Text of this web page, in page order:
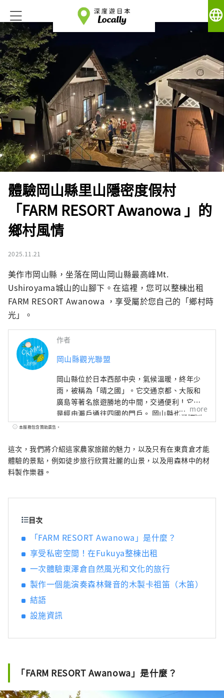
language
體驗岡山縣里山隱密度假村
「FARM RESORT Awanowa 」的
鄉村風情
2025.11.21
美作市岡山縣，坐落在岡山岡山縣最高峰Mt.
Ushiroyama城山的山腳下。在這裡，您可以整棟出租
FARM RESORT Awanowa ，享受屬於您自己的「鄉村時
光」。
作者
岡山縣觀光聯盟
岡山縣位於日本西部中央，氣候溫暖​​，終年少
雨，被稱為「晴之國」。它交通京都、大阪和
廣島等著名旅遊勝地的中間，交通便利！它也
是經由瀨戶通往四國的門戶。 岡山縣也被稱為
“水果岡山”，在瀨戶內溫暖的氣候下，陽光
最高品質的。 您可以品嚐白桃、麝香葡萄、先
鋒葡萄等當季水果！ 岡山還擁有世界級的旅遊
more
本服務包含贊助廣告。
這次，我們將介紹這家農家旅館的魅力，以及只有在東賁倉才能
體驗的景點，例如徒步旅行欣賞壯麗的山景，以及用森林中的材
料製作樂器。
目次
「FARM RESORT Awanowa」是什麼？
享受私密空間！在Fukuya整棟出租
一次體驗東澤倉自然風光和文化的旅行
製作一個能演奏森林聲音的木製卡祖笛（木笛）
結語
設施資訊
「FARM RESORT Awanowa」是什麼？